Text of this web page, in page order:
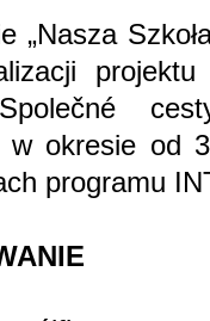
„Nasza
w okresie od
programu